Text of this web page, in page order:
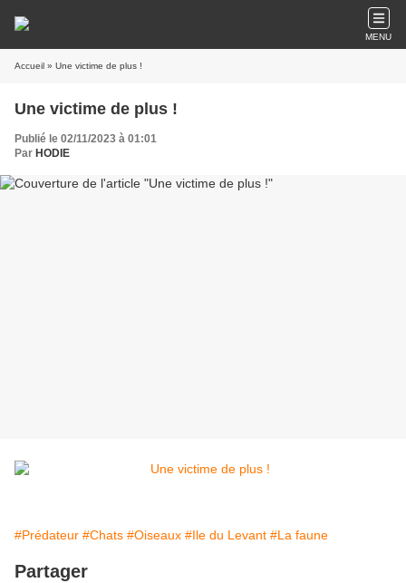
MENU
Accueil » Une victime de plus !
Une victime de plus !
Publié le 02/11/2023 à 01:01
Par HODIE
#Prédateur #Chats #Oiseaux #Ile du Levant #La faune
Partager